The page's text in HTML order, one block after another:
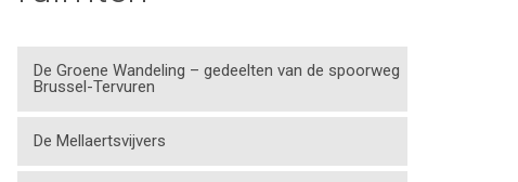
De Groene Wandeling – gedeelten van de spoorweg
Brussel-Tervuren
De Mellaertsvijvers